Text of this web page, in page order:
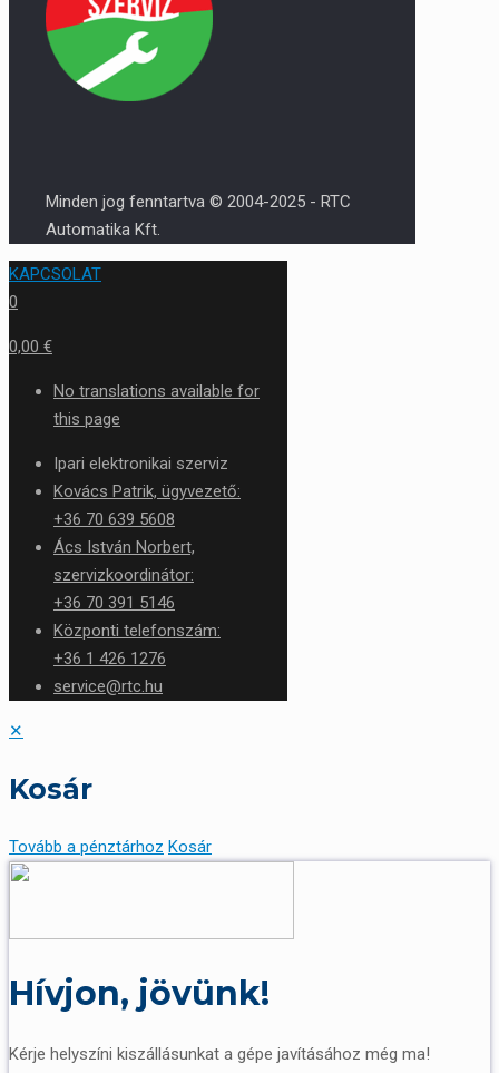
Minden jog fenntartva © 2004-2025 - RTC
Automatika Kft.
KAPCSOLAT
0
0,00 €
No translations available for
this page
Ipari elektronikai szerviz
Kovács Patrik, ügyvezető:
+36 70 639 5608
Ács István Norbert,
szervizkoordinátor:
+36 70 391 5146
Központi telefonszám:
+36 1 426 1276
service@rtc.hu
✕
Kosár
Tovább a pénztárhoz Kosár
Hívjon, jövünk!
Kérje helyszíni kiszállásunkat a gépe javításához még ma!